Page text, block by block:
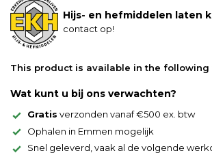
Hijs- en hefmiddelen laten
contact op!
This product is available in the following
Wat kunt u bij ons verwachten?
Gratis verzonden vanaf €500 ex. btw
Ophalen in Emmen mogelijk
Snel geleverd, vaak al de volgende